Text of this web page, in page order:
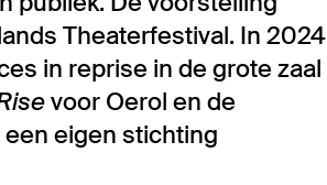
Theaterfestival. In 2024
in reprise in de grote zaal
voor Oerol en de
eigen stichting